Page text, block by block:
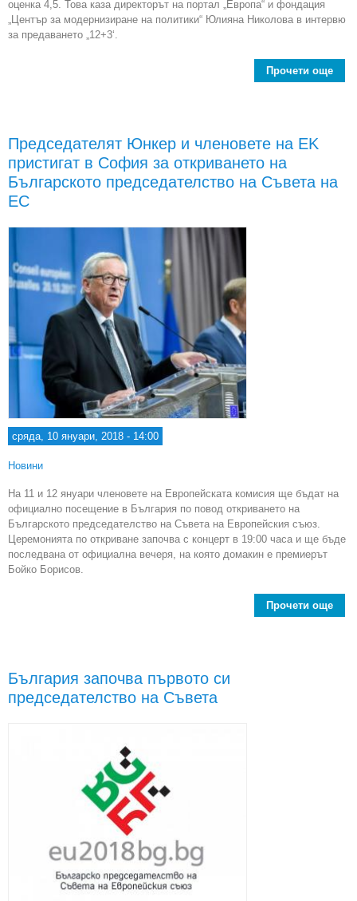
оценка 4,5. Това каза директорът на портал „Европа“ и фондация
„Център за модернизиране на политики“ Юлияна Николова в интервю
за предаването „12+3‘.
Прочети още
Председателят Юнкер и членовете на ЕK
пристигат в София за откриването на
Българското председателство на Съвета на
ЕС
сряда, 10 януари, 2018 - 14:00
Новини
На 11 и 12 януари членовете на Европейската комисия ще бъдат на
официално посещение в България по повод откриването на
Българското председателство на Съвета на Европейския съюз.
Церемонията по откриване започва с концерт в 19:00 часа и ще бъде
последвана от официална вечеря, на която домакин е премиерът
Бойко Борисов.
Прочети още
България започва първото си
председателство на Съвета